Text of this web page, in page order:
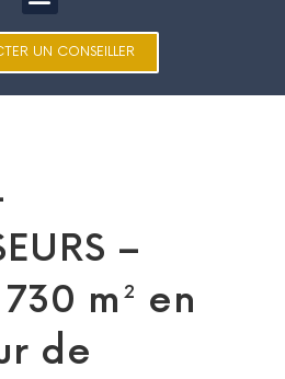
UN CONSEILLER
–
m² en
de